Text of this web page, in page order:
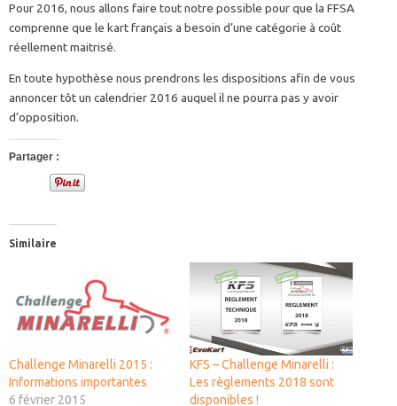
Pour 2016, nous allons faire tout notre possible pour que la FFSA
comprenne que le kart français a besoin d’une catégorie à coût
réellement maitrisé.
En toute hypothèse nous prendrons les dispositions afin de vous
annoncer tôt un calendrier 2016 auquel il ne pourra pas y avoir
d’opposition.
Partager :
Similaire
Challenge Minarelli 2015 :
Informations importantes
6 février 2015
KFS – Challenge Minarelli :
Les règlements 2018 sont
disponibles !